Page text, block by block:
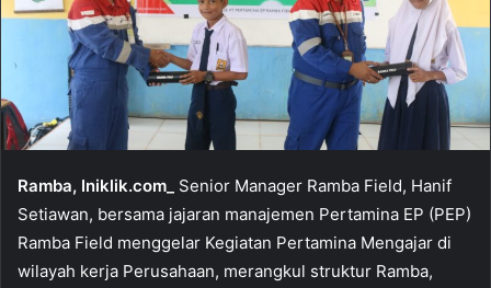
Ramba, Iniklik.com_
Senior Manager Ramba Field, Hanif
Setiawan, bersama jajaran manajemen Pertamina EP (PEP)
Ramba Field menggelar Kegiatan Pertamina Mengajar di
wilayah kerja Perusahaan, merangkul struktur Ramba,